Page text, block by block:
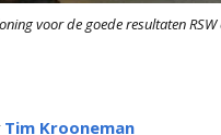
voor de goede resultaten
Tim Krooneman